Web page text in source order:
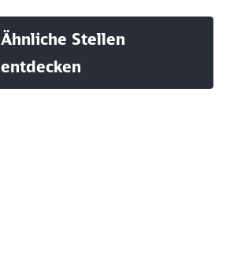
Ähnliche Stellen
entdecken